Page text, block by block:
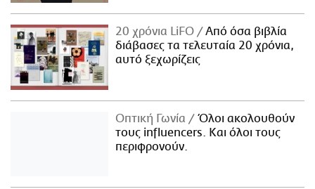
20 χρόνια LiFO
Από όσα βιβλία
διάβασες τα τελευταία 20 χρόνια,
αυτό ξεχωρίζεις
Οπτική Γωνία
Όλοι ακολουθούν
τους influencers. Και όλοι τους
περιφρονούν.